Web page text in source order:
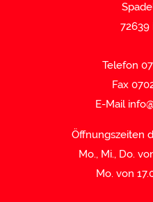
72639
Telefon
Fax
E-Mail
Öffnungszeiten
Mo., Mi., Do.
Mo. von